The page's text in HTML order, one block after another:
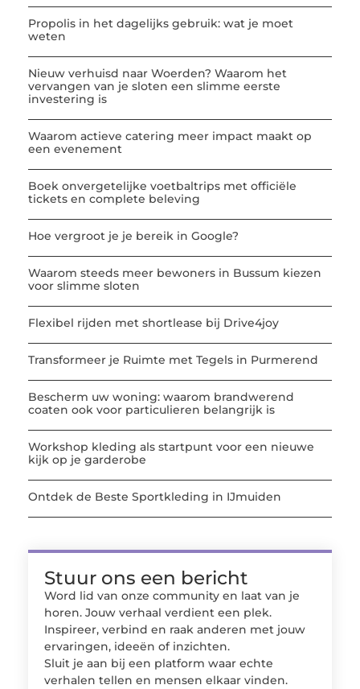
Propolis in het dagelijks gebruik: wat je moet
weten
Nieuw verhuisd naar Woerden? Waarom het
vervangen van je sloten een slimme eerste
investering is
Waarom actieve catering meer impact maakt op
een evenement
Boek onvergetelijke voetbaltrips met officiële
tickets en complete beleving
Hoe vergroot je je bereik in Google?
Waarom steeds meer bewoners in Bussum kiezen
voor slimme sloten
Flexibel rijden met shortlease bij Drive4joy
Transformeer je Ruimte met Tegels in Purmerend
Bescherm uw woning: waarom brandwerend
coaten ook voor particulieren belangrijk is
Workshop kleding als startpunt voor een nieuwe
kijk op je garderobe
Ontdek de Beste Sportkleding in IJmuiden
Stuur ons een bericht
Word lid van onze community en laat van je
horen. Jouw verhaal verdient een plek.
Inspireer, verbind en raak anderen met jouw
ervaringen, ideeën of inzichten.
Sluit je aan bij een platform waar echte
verhalen tellen en mensen elkaar vinden.